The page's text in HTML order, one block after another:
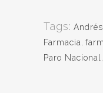
Tags:
Farmacia
Paro Nacional